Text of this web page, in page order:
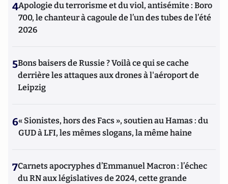
4Apologie du terrorisme et du viol, antisémite : Boro
700, le chanteur à cagoule de l’un des tubes de l’été
2026
5Bons baisers de Russie ? Voilà ce qui se cache
derrière les attaques aux drones à l'aéroport de
Leipzig
6« Sionistes, hors des Facs », soutien au Hamas : du
GUD à LFI, les mêmes slogans, la même haine
7Carnets apocryphes d’Emmanuel Macron : l’échec
du RN aux législatives de 2024, cette grande